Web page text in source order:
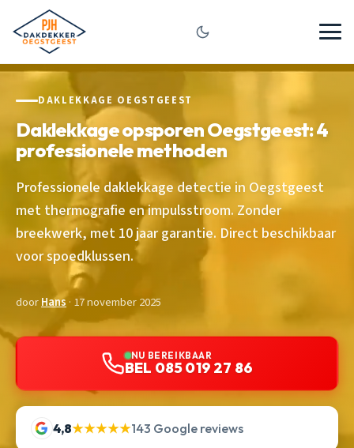
DAKLEKKAGE OEGSTGEEST
Daklekkage opsporen Oegstgeest: 4
professionele methoden
Professionele daklekkage detectie in Oegstgeest
met thermografie en impulsstroom. Zonder
breekwerk, met 10 jaar garantie. Direct beschikbaar
voor spoedklussen.
doorHans· 17 november 2025
NU BEREIKBAAR
BEL 085 019 27 86
4,8★★★★★143 Google reviews